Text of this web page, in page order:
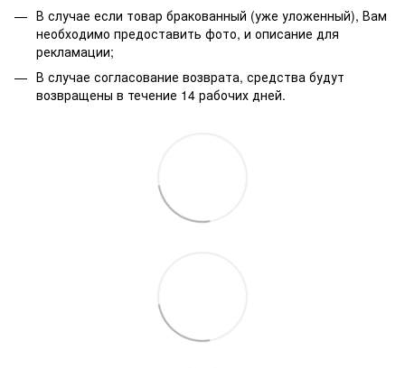
В случае если товар бракованный (уже уложенный), Вам
необходимо предоставить фото, и описание для
рекламации;
В случае согласование возврата, средства будут
возвращены в течение 14 рабочих дней.